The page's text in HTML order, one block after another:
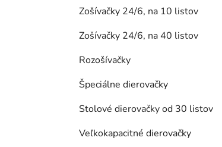
Zošívačky 24/6, na 10 listov
Zošívačky 24/6, na 40 listov
Rozošívačky
Špeciálne dierovačky
Stolové dierovačky od 30 listov
Veľkokapacitné dierovačky